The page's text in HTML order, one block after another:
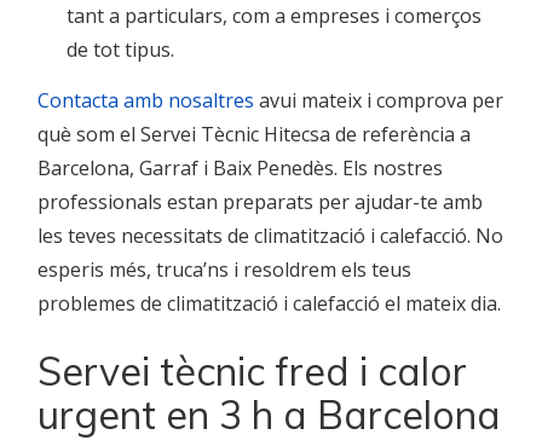
tant a particulars, com a empreses i comerços
de tot tipus.
Contacta amb nosaltres avui mateix i comprova per
què som el Servei Tècnic Hitecsa de referència a
Barcelona, Garraf i Baix Penedès. Els nostres
professionals estan preparats per ajudar-te amb
les teves necessitats de climatització i calefacció. No
esperis més, truca’ns i resoldrem els teus
problemes de climatització i calefacció el mateix dia.
Servei tècnic fred i calor
urgent en 3 h a Barcelona